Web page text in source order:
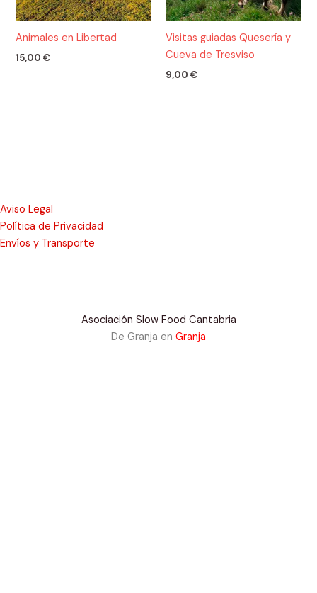
Animales en Libertad
15,00€
Visitas guiadas Quesería y
Cueva de Tresviso
9,00 €
Aviso Legal
Política de Privacidad
Envíos y Transporte
Asociación Slow Food Cantabria
De Granja en Granja